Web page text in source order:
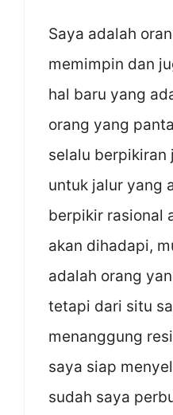
Saya adalah
memimpin dan
hal baru yang
orang yang
selalu berpikiran
untuk jalur yang
berpikir rasional
akan dihadapi,
adalah orang
tetapi dari situ
menanggung
saya siap
sudah saya